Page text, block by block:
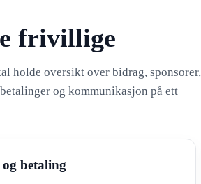
frivillige
holde oversikt over bidrag, sponsorer,
og kommunikasjon på ett
betaling